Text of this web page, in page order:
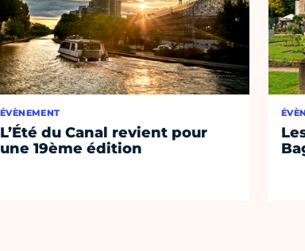
ÉVÈNEMENT
L’Été du Canal revient pour
une 19ème édition